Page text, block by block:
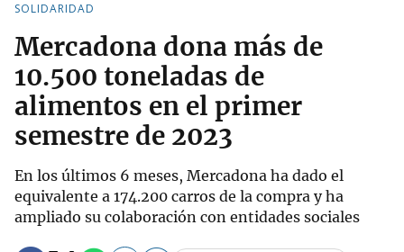
SOLIDARIDAD
Mercadona dona más de
10.500 toneladas de
alimentos en el primer
semestre de 2023
En los últimos 6 meses, Mercadona ha dado el
equivalente a 174.200 carros de la compra y ha
ampliado su colaboración con entidades sociales